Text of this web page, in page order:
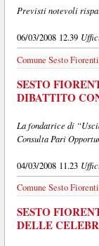
Previsti notevoli
06/03/2008 12.39
Comune Sesto
SESTO
DIBATTITO
La fondatrice di
Consulta Pari
04/03/2008 11.23
Comune Sesto
SESTO
DELLE